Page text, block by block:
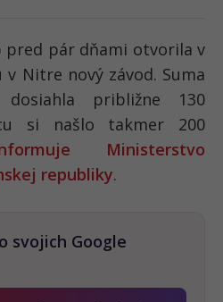
pred pár dňami otvorila v
Nitre nový závod. Suma
dosiahla približne 130
si našlo takmer 200
Ministerstvo
republiky.
svojich Google